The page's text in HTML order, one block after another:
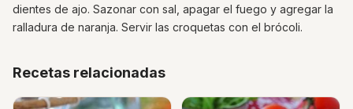
dientes de ajo. Sazonar con sal, apagar el fuego y agregar la
ralladura de naranja. Servir las croquetas con el brócoli.
Recetas relacionadas